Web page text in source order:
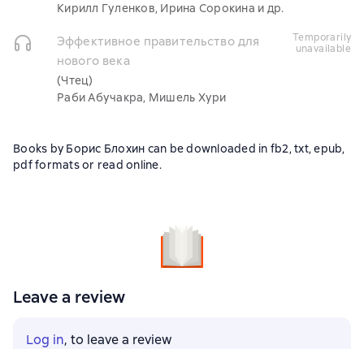
Кирилл Гуленков, Ирина Сорокина и др.
Эффективное правительство для
нового века
(Чтец)
Раби Абучакра, Мишель Хури
temporarily
unavailable
Books by Борис Блохин can be downloaded in fb2, txt, epub,
pdf formats or read online.
Leave a review
Log in, to leave a review